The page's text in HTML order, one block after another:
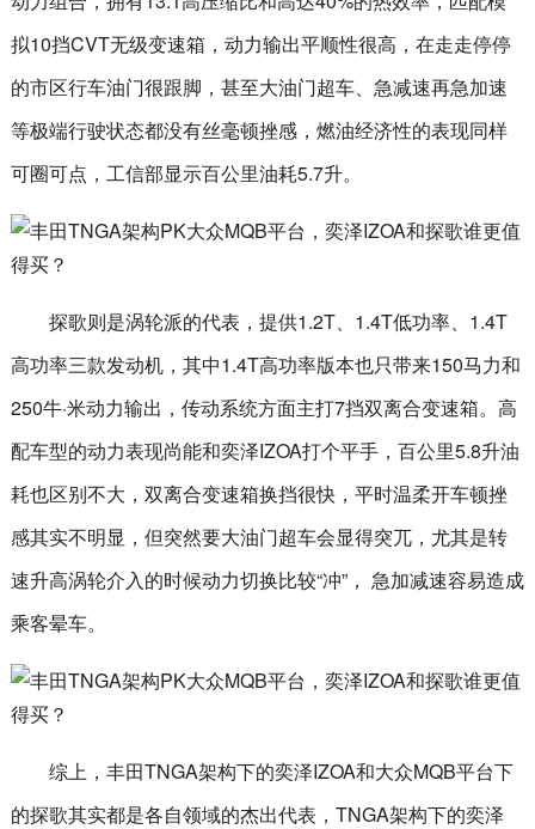
拟10挡CVT无级变速箱，动力输出平顺性很高，在走走停停
的市区行车油门很跟脚，甚至大油门超车、急减速再急加速
等极端行驶状态都没有丝毫顿挫感，燃油经济性的表现同样
可圈可点，工信部显示百公里油耗5.7升。
探歌则是涡轮派的代表，提供1.2T、1.4T低功率、1.4T
高功率三款发动机，其中1.4T高功率版本也只带来150马力和
250牛·米动力输出，传动系统方面主打7挡双离合变速箱。高
配车型的动力表现尚能和奕泽IZOA打个平手，百公里5.8升油
耗也区别不大，双离合变速箱换挡很快，平时温柔开车顿挫
感其实不明显，但突然要大油门超车会显得突兀，尤其是转
速升高涡轮介入的时候动力切换比较“冲”， 急加减速容易造成
乘客晕车。
综上，丰田TNGA架构下的奕泽IZOA和大众MQB平台下
的探歌其实都是各自领域的杰出代表，TNGA架构下的奕泽